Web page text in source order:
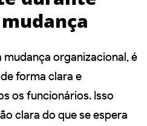
organizacional, é
forma clara e
os funcionários. Isso
clara do que se espera